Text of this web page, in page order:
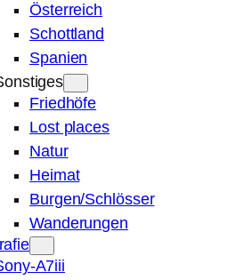
Österreich
Schottland
Spanien
Friedhöfe
Lost places
Natur
Heimat
Burgen/Schlösser
Wanderungen
A7iii